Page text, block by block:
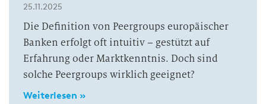
25.11.2025
Die Definition von Peergroups europäischer
Banken erfolgt oft intuitiv – gestützt auf
Erfahrung oder Marktkenntnis. Doch sind
solche Peergroups wirklich geeignet?
Weiterlesen »